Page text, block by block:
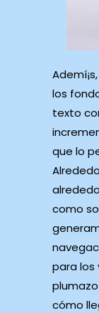
los
texto
que lo
como
para los
cómo